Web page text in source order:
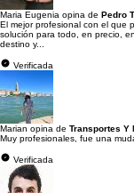
Maria Eugenia opina de Pedro
El mejor profesional con el que
solución para todo, en precio,
destino y...
Verificada
Marian opina de Transportes Y
Muy profesionales, fue una
Verificada